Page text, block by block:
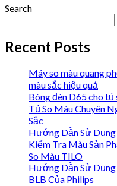
Search
Recent Posts
Máy so màu quang
màu sắc hiệu quả
Bóng đèn D65 cho
Tủ So Màu Chuyên
Sắc
Hướng Dẫn Sử Dụng
Kiểm Tra Màu Sản
So Màu TILO
Hướng Dẫn Sử
BLB Của Philips